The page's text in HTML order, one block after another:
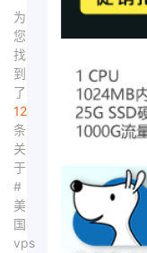
为
您
找
到
了
12
条
关
于
#
美
国
vps